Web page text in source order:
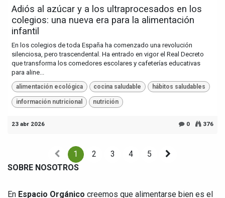
Adiós al azúcar y a los ultraprocesados en los
colegios: una nueva era para la alimentación
infantil
En los colegios de toda España ha comenzado una revolución
silenciosa, pero trascendental. Ha entrado en vigor el Real Decreto
que transforma los comedores escolares y cafeterías educativas
para aline...
alimentación ecológica cocina saludable hábitos saludables
información nutricional nutrición
23 abr 2026 0 376
1 2 3 4
5
SOBRE NOSOTROS
En Espacio Orgánico creemos que alimentarse bien es el